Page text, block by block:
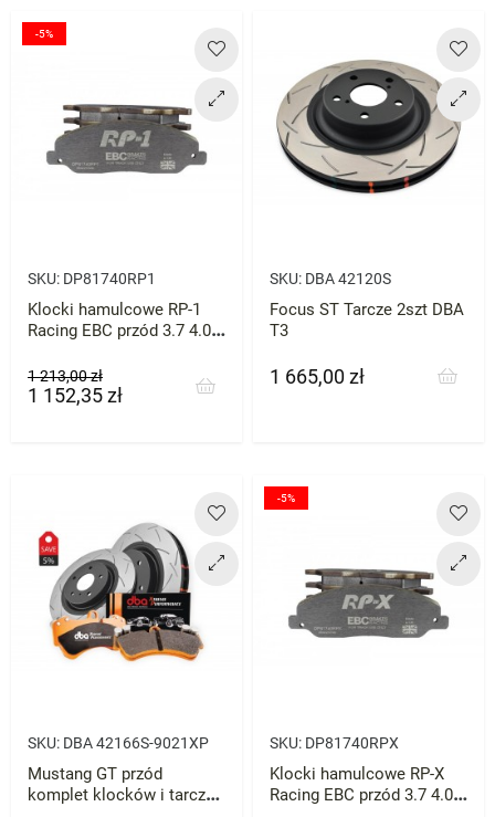
SKU: DP81740RP1
Klocki hamulcowe RP-1
Racing EBC przód 3.7 4.0
Cena
podstawowa
1 213,00 złCena
1 152,35 zł
-5%
SKU: DBA 42120S
Focus ST Tarcze 2szt DBA
T3
Cena
1 665,00 zł
SKU: DBA 42166S-9021XP
Mustang GT przód
komplet klocków i tarcz
SKU: DP81740RPX
Klocki hamulcowe RP-X
Racing EBC przód 3.7 4.0
-5%